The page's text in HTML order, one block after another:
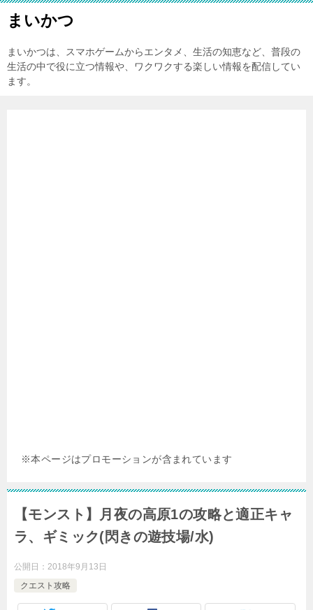
まいかつ
まいかつは、スマホゲームからエンタメ、生活の知恵など、普段の
生活の中で役に立つ情報や、ワクワクする楽しい情報を配信してい
ます。
※本ページはプロモーションが含まれています
【モンスト】月夜の高原1の攻略と適正キャ
ラ、ギミック(閃きの遊技場/水)
公開日： 2018年9月13日
クエスト攻略